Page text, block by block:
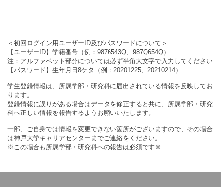
＜初回ログイン用ユーザーID及びパスワードについて＞
【ユーザーID】学籍番号（例：9876543Q、987Q654Q）
注：アルファベット部分については必ず半角大文字で入力してください
【パスワード】生年月日8ケタ（例：20201225、20210214）
学生登録情報は、所属学部・研究科に届出されている情報を反映してお
ります。
登録情報に誤りがある場合はデータを修正すると共に、所属学部・研究
科へ正しい情報を報告するようお願いいたします。
一部、ご自身では情報を変更できない箇所がございますので、その場合
は神戸大学キャリアセンターまでご連絡をください。
※この場合も所属学部・研究科への報告は必須です※